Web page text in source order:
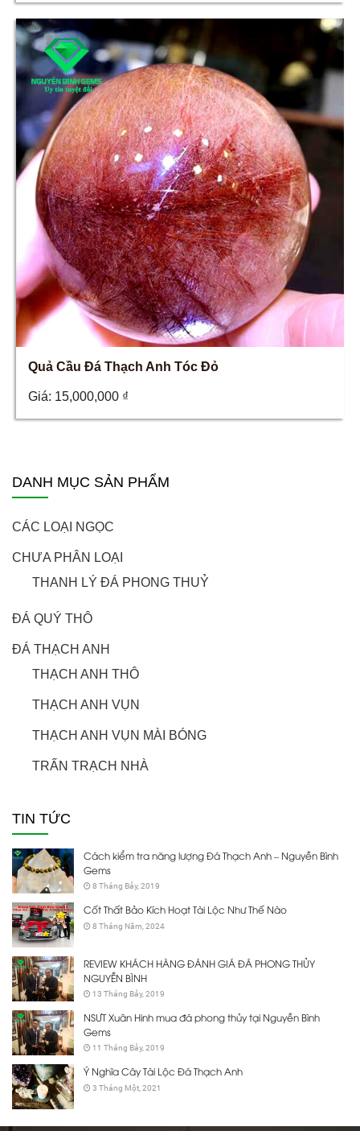
Quả Cầu Đá Thạch Anh Tóc Đỏ
Giá: 15,000,000 ₫
DANH MỤC SẢN PHẨM
CÁC LOẠI NGỌC
CHƯA PHÂN LOẠI
THANH LÝ ĐÁ PHONG THUỶ
ĐÁ QUÝ THÔ
ĐÁ THẠCH ANH
THẠCH ANH THÔ
THẠCH ANH VỤN
THẠCH ANH VỤN MÀI BÓNG
TRẤN TRẠCH NHÀ
TIN TỨC
Cách kiểm tra năng lượng Đá Thạch Anh – Nguyễn Bình
Gems
8 Tháng Bảy, 2019
Cốt Thất Bảo Kích Hoạt Tài Lộc Như Thế Nào
8 Tháng Năm, 2024
REVIEW KHÁCH HÀNG ĐÁNH GIÁ ĐÁ PHONG THỦY
NGUYỄN BÌNH
13 Tháng Bảy, 2019
NSƯT Xuân Hinh mua đá phong thủy tại Nguyễn Bình
Gems
11 Tháng Bảy, 2019
Ý Nghĩa Cây Tài Lộc Đá Thạch Anh
3 Tháng Một, 2021